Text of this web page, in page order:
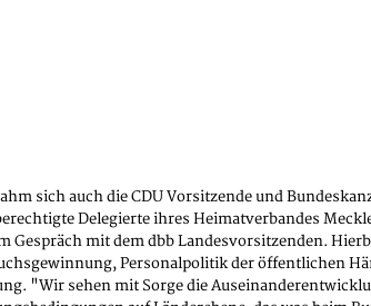
sich auch die CDU Vorsitzende und
Delegierte ihres Heimatverbandes
Gespräch mit dem dbb Landesvorsitzenden.
Personalpolitik der öffentlichen
"Wir sehen mit Sorge die